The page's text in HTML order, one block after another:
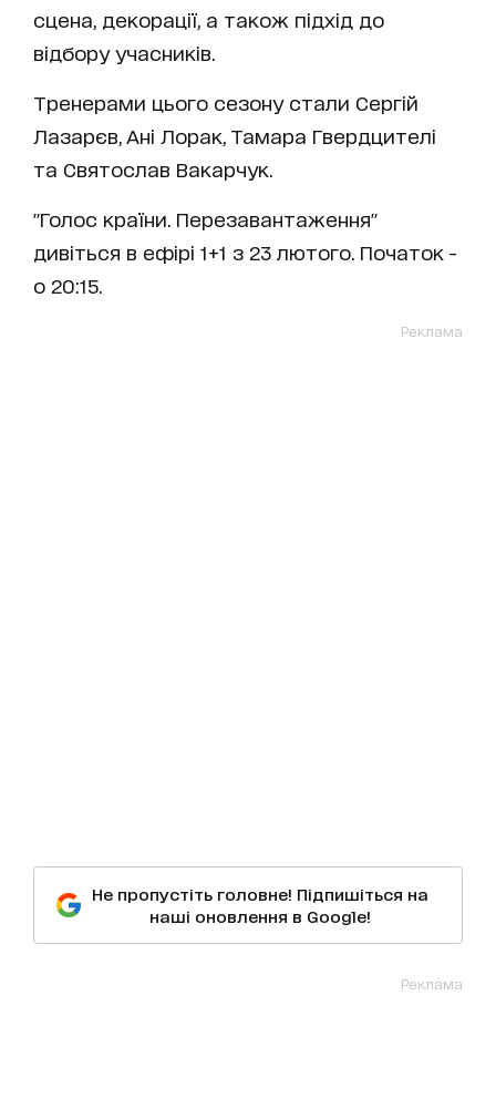
сцена, декорації, а також підхід до
відбору учасників.
Тренерами цього сезону стали Сергій
Лазарєв, Ані Лорак, Тамара Гвердцителі
та Святослав Вакарчук.
"Голос країни. Перезавантаження"
дивіться в ефірі 1+1 з 23 лютого. Початок -
о 20:15.
Реклама
Не пропустіть головне! Підпишіться на
наші оновлення в Google!
Реклама